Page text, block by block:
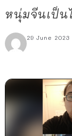
หนุ่มจีนเป็น
29 June 2023